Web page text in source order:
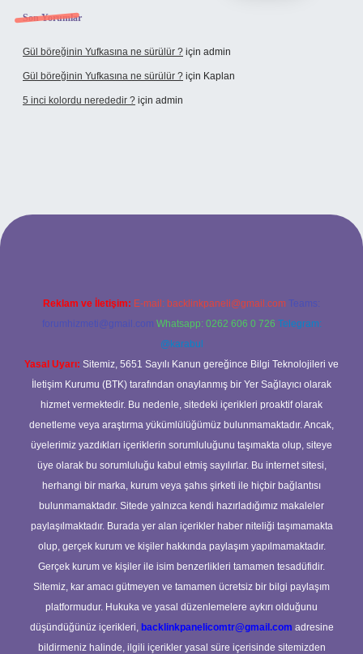
Son Yorumlar
Gül böreğinin Yufkasına ne sürülür ? için admin
Gül böreğinin Yufkasına ne sürülür ? için Kaplan
5 inci kolordu nerededir ? için admin
Reklam ve İletişim: E-mail: backlinkpaneli@gmail.com Teams:
forumhizmeti@gmail.com Whatsapp: 0262 606 0 726 Telegram:
@karabul
Yasal Uyarı: Sitemiz, 5651 Sayılı Kanun gereğince Bilgi Teknolojileri ve
İletişim Kurumu (BTK) tarafından onaylanmış bir Yer Sağlayıcı olarak
hizmet vermektedir. Bu nedenle, sitedeki içerikleri proaktif olarak
denetleme veya araştırma yükümlülüğümüz bulunmamaktadır. Ancak,
üyelerimiz yazdıkları içeriklerin sorumluluğunu taşımakta olup, siteye
üye olarak bu sorumluluğu kabul etmiş sayılırlar. Bu internet sitesi,
herhangi bir marka, kurum veya şahıs şirketi ile hiçbir bağlantısı
bulunmamaktadır. Sitede yalnızca kendi hazırladığımız makaleler
paylaşılmaktadır. Burada yer alan içerikler haber niteliği taşımamakta
olup, gerçek kurum ve kişiler hakkında paylaşım yapılmamaktadır.
Gerçek kurum ve kişiler ile isim benzerlikleri tamamen tesadüfidir.
Sitemiz, kar amacı gütmeyen ve tamamen ücretsiz bir bilgi paylaşım
platformudur. Hukuka ve yasal düzenlemelere aykırı olduğunu
düşündüğünüz içerikleri, backlinkpanelicomtr@gmail.com adresine
bildirmeniz halinde, ilgili içerikler yasal süre içerisinde sitemizden